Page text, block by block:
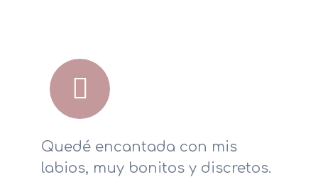
Quedé encantada con mis
labios, muy bonitos y discretos.